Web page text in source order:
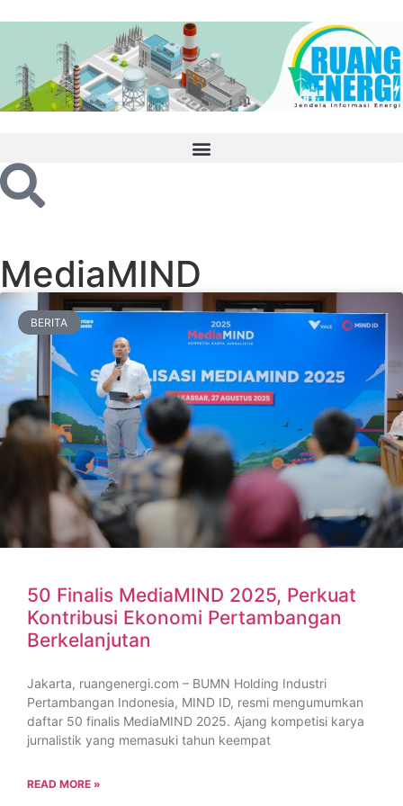
MediaMIND
BERITA
50 Finalis MediaMIND 2025, Perkuat
Kontribusi Ekonomi Pertambangan
Berkelanjutan
Jakarta, ruangenergi.com – BUMN Holding Industri
Pertambangan Indonesia, MIND ID, resmi mengumumkan
daftar 50 finalis MediaMIND 2025. Ajang kompetisi karya
jurnalistik yang memasuki tahun keempat
READ MORE »